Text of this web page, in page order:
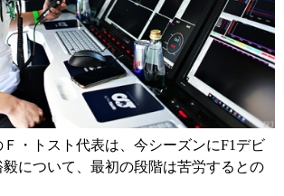
・トスト代表は、今シーズンにF1デビ
毅について、最初の段階は苦労するとの